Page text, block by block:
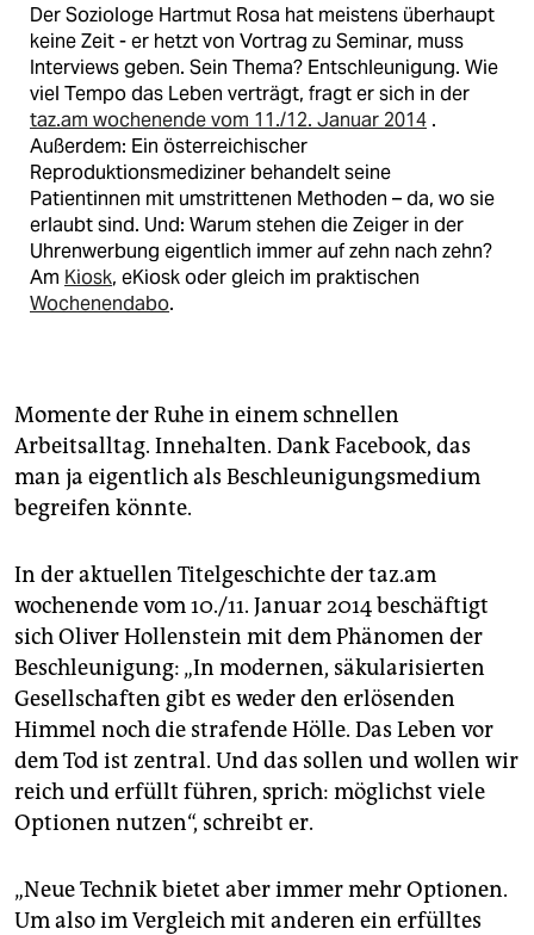
Der Soziologe Hartmut Rosa hat meistens überhaupt
keine Zeit - er hetzt von Vortrag zu Seminar, muss
Interviews geben. Sein Thema? Entschleunigung. Wie
viel Tempo das Leben verträgt, fragt er sich in der
taz.am wochenende vom 11./12. Januar 2014 .
Außerdem: Ein österreichischer
Reproduktionsmediziner behandelt seine
Patientinnen mit umstrittenen Methoden – da, wo sie
erlaubt sind. Und: Warum stehen die Zeiger in der
Uhrenwerbung eigentlich immer auf zehn nach zehn?
Am Kiosk, eKiosk oder gleich im praktischen
Wochenendabo.
Momente der Ruhe in einem schnellen
Arbeitsalltag. Innehalten. Dank Facebook, das
man ja eigentlich als Beschleunigungsmedium
begreifen könnte.
In der aktuellen Titelgeschichte der taz.am
wochenende vom 10./11. Januar 2014 beschäftigt
sich Oliver Hollenstein mit dem Phänomen der
Beschleunigung: „In modernen, säkularisierten
Gesellschaften gibt es weder den erlösenden
Himmel noch die strafende Hölle. Das Leben vor
dem Tod ist zentral. Und das sollen und wollen wir
reich und erfüllt führen, sprich: möglichst viele
Optionen nutzen“, schreibt er.
„Neue Technik bietet aber immer mehr Optionen.
Um also im Vergleich mit anderen ein erfülltes